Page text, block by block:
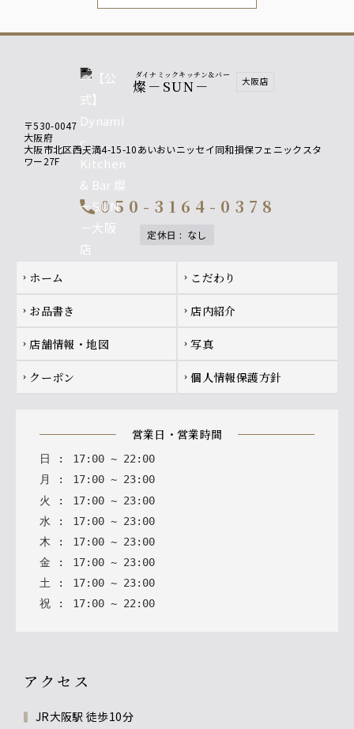
ダイナミックキッチン＆バー
燦－SUN－ 大阪店
〒530-0047
大阪府
大阪市北区西天満4-15-10あいおいニッセイ同和損保フェニックスタ
ワー27F
call 050-3164-0378
定休日 : なし
Footer navigation
chevron_right ホーム chevron_right こだわり
chevron_right お品書き chevron_right 店内紹介
chevron_right 店舗情報・地図 chevron_right 写真
chevron_right クーポン chevron_right 個人情報保護方針
営業日・営業時間
日 : 17: 00 ~ 22: 00
月
: 17: 00 ~ 23: 00
火
: 17: 00 ~ 23: 00
水 : 17: 00 ~ 23: 00
木 : 17: 00 ~ 23: 00
金 : 17: 00 ~ 23: 00
土 : 17: 00 ~ 23: 00
祝 : 17: 00 ~ 22: 00
アクセス
JR大阪駅 徒歩10分